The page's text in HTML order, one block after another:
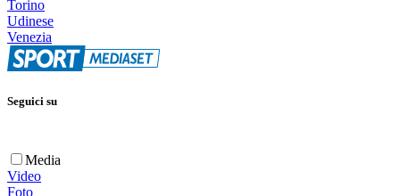
Torino
Udinese
Venezia
Seguici su
Media
Video
Foto